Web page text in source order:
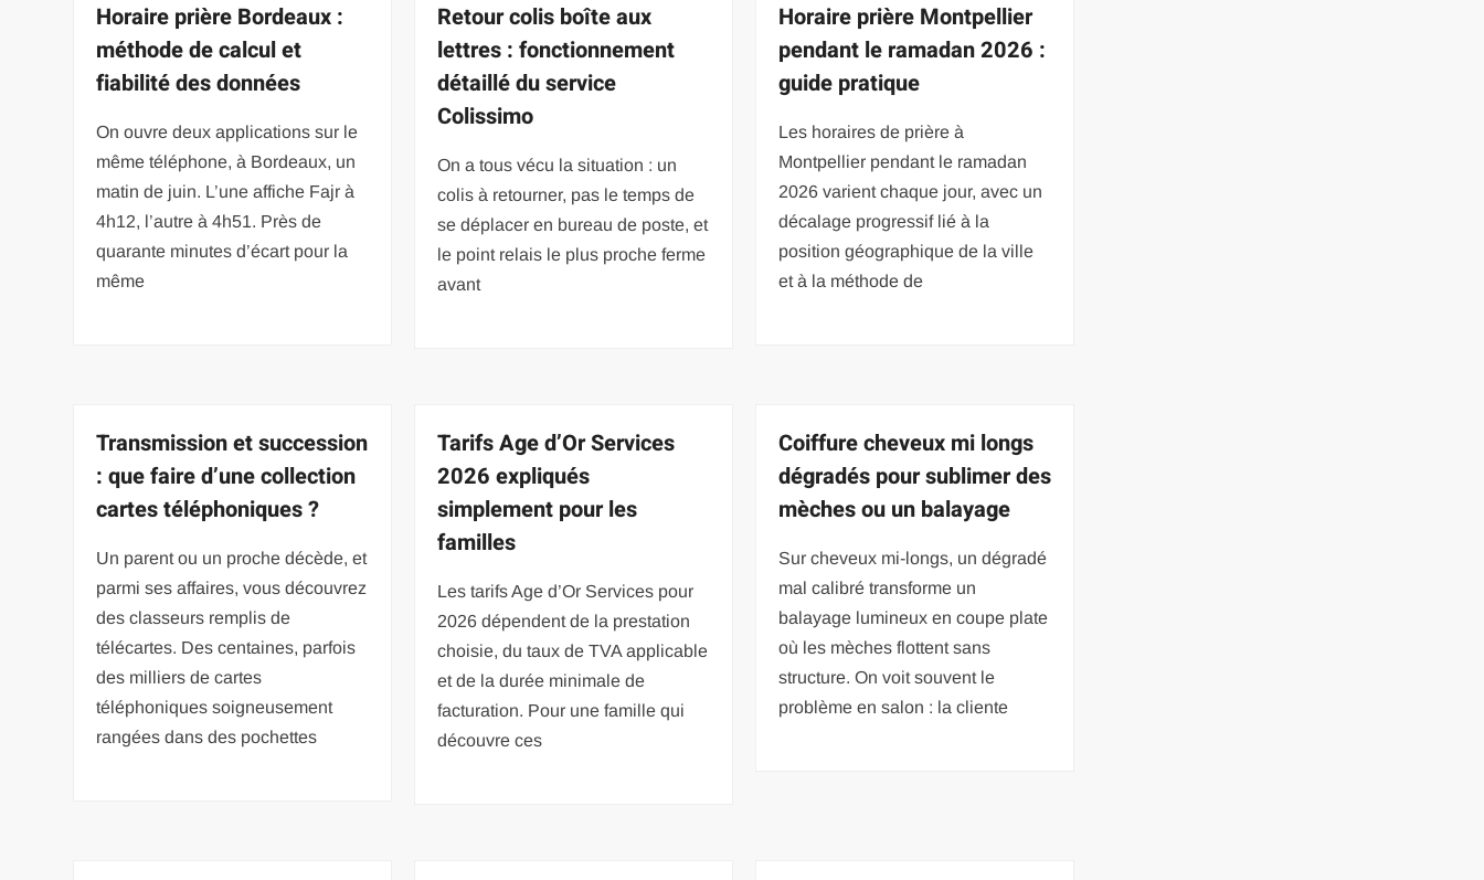
Horaire prière Bordeaux :
méthode de calcul et
fiabilité des données
On ouvre deux applications sur le
même téléphone, à Bordeaux, un
matin de juin. L’une affiche Fajr à
4h12, l’autre à 4h51. Près de
quarante minutes d’écart pour la
même
Retour colis boîte aux
lettres : fonctionnement
détaillé du service
Colissimo
On a tous vécu la situation : un
colis à retourner, pas le temps de
se déplacer en bureau de poste, et
le point relais le plus proche ferme
avant
Horaire prière Montpellier
pendant le ramadan 2026 :
guide pratique
Les horaires de prière à
Montpellier pendant le ramadan
2026 varient chaque jour, avec un
décalage progressif lié à la
position géographique de la ville
et à la méthode de
Transmission et succession
: que faire d’une collection
cartes téléphoniques ?
Un parent ou un proche décède, et
parmi ses affaires, vous découvrez
des classeurs remplis de
télécartes. Des centaines, parfois
des milliers de cartes
téléphoniques soigneusement
rangées dans des pochettes
Tarifs Age d’Or Services
2026 expliqués
simplement pour les
familles
Les tarifs Age d’Or Services pour
2026 dépendent de la prestation
choisie, du taux de TVA applicable
et de la durée minimale de
facturation. Pour une famille qui
découvre ces
Coiffure cheveux mi longs
dégradés pour sublimer des
mèches ou un balayage
Sur cheveux mi-longs, un dégradé
mal calibré transforme un
balayage lumineux en coupe plate
où les mèches flottent sans
structure. On voit souvent le
problème en salon : la cliente